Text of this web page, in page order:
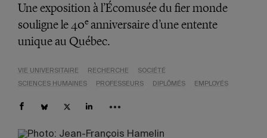
Une exposition à l’Écomusée du fier monde
souligne le 40eanniversaire d’une entente
unique au Québec.
VIE UNIVERSITAIRE RECHERCHE
SOCIÉTÉ
SCIENCES HUMAINES
PROFESSEURS DIPLÔMÉS EMPLOYÉS